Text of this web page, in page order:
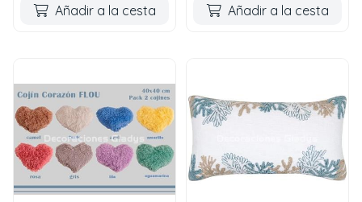
Añadir a la cesta Añadir a la cesta